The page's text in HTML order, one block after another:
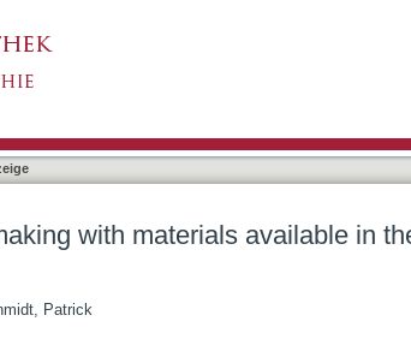
with materials available in
Patrick